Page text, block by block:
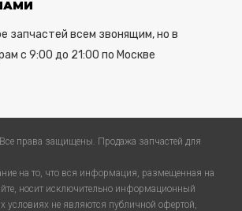
запчастей всем звонящим, но в
с 9:00 до 21:00 по Москве
права защищены. Продажа запчастей для
на то, что вся информация, размещенная на
носит исключительно информационный
условиях не являются публичной офертой,